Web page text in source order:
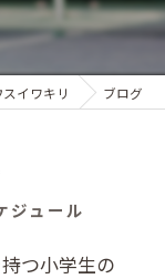
イワキリ ブログ
ジュール
つ小学生の